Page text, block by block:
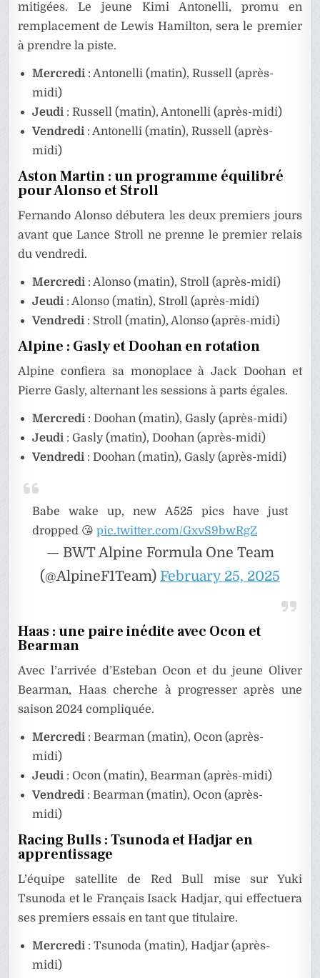
mitigées. Le jeune Kimi Antonelli, promu en
remplacement de Lewis Hamilton, sera le premier
à prendre la piste.
Mercredi : Antonelli (matin), Russell (après-
midi)
Jeudi : Russell (matin), Antonelli (après-midi)
Vendredi : Antonelli (matin), Russell (après-
midi)
Aston Martin : un programme équilibré
pour Alonso et Stroll
Fernando Alonso débutera les deux premiers jours
avant que Lance Stroll ne prenne le premier relais
du vendredi.
Mercredi : Alonso (matin), Stroll (après-midi)
Jeudi : Alonso (matin), Stroll (après-midi)
Vendredi : Stroll (matin), Alonso (après-midi)
Alpine : Gasly et Doohan en rotation
Alpine confiera sa monoplace à Jack Doohan et
Pierre Gasly, alternant les sessions à parts égales.
Mercredi : Doohan (matin), Gasly (après-midi)
Jeudi : Gasly (matin), Doohan (après-midi)
Vendredi : Doohan (matin), Gasly (après-midi)
Babe wake up, new A525 pics have just
dropped 😘pic.twitter.com/GxvS9bwRgZ
— BWT Alpine Formula One Team
(@AlpineF1Team) February 25, 2025
Haas : une paire inédite avec Ocon et
Bearman
Avec l’arrivée d’Esteban Ocon et du jeune Oliver
Bearman, Haas cherche à progresser après une
saison 2024 compliquée.
Mercredi : Bearman (matin), Ocon (après-
midi)
Jeudi : Ocon (matin), Bearman (après-midi)
Vendredi : Bearman (matin), Ocon (après-
midi)
Racing Bulls : Tsunoda et Hadjar en
apprentissage
L’équipe satellite de Red Bull mise sur Yuki
Tsunoda et le Français Isack Hadjar, qui effectuera
ses premiers essais en tant que titulaire.
Mercredi : Tsunoda (matin), Hadjar (après-
midi)